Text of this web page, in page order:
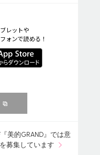
レットや
ォンで読める！
美的GRAND』では意
募集しています